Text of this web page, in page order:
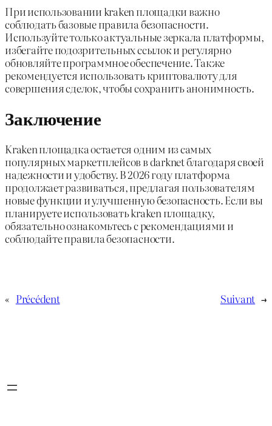
При использовании kraken площадки важно
соблюдать базовые правила безопасности.
Используйте только актуальные зеркала платформы,
избегайте подозрительных ссылок и регулярно
обновляйте программное обеспечение. Также
рекомендуется использовать криптовалюту для
совершения сделок, чтобы сохранить анонимность.
Заключение
Kraken площадка остается одним из самых
популярных маркетплейсов в darknet благодаря своей
надежности и удобству. В 2026 году платформа
продолжает развиваться, предлагая пользователям
новые функции и улучшенную безопасность. Если вы
планируете использовать kraken площадку,
обязательно ознакомьтесь с рекомендациями и
соблюдайте правила безопасности.
« Précédent Suivant →